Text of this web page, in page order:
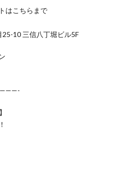
はこちらまで
10 三信八丁堀ビル5F